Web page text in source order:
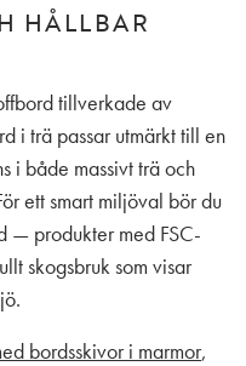
HÅLLBAR
tillverkade av
i trä passar utmärkt till en
i både massivt trä och
ett smart miljöval bör du
— produkter med FSC-
skogsbruk som visar
bordsskivor i marmor,